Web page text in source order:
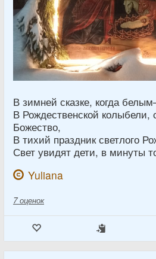
В зимней сказке, когда
В Рождественской колыбели,
Божество,
В тихий праздник светлого
Свет увидят дети, в минуты
Yuliana
7 оценок